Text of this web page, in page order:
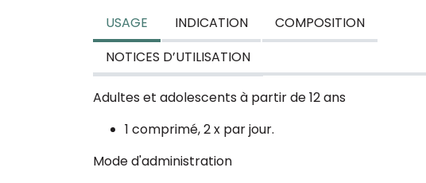
USAGE INDICATION
COMPOSITION
NOTICES D’UTILISATION
Adultes et adolescents à partir de 12 ans
1 comprimé, 2 x par jour.
Mode d'administration